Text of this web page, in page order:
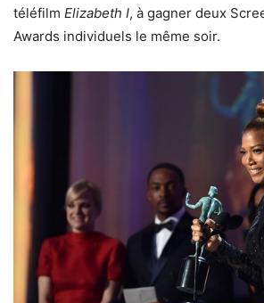
téléfilm Elizabeth I, à gagner deux
Awards individuels le même soir.